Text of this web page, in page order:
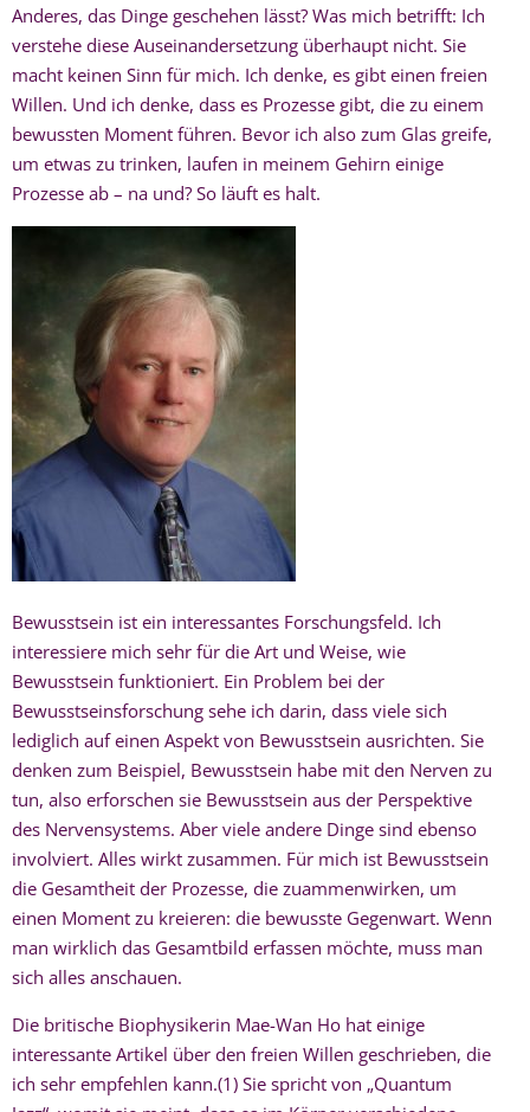
Anderes, das Dinge geschehen lässt? Was mich betrifft: Ich
verstehe diese Auseinandersetzung überhaupt nicht. Sie
macht keinen Sinn für mich. Ich denke, es gibt einen freien
Willen. Und ich denke, dass es Prozesse gibt, die zu einem
bewussten Moment führen. Bevor ich also zum Glas greife,
um etwas zu trinken, laufen in meinem Gehirn einige
Prozesse ab – na und? So läuft es halt.
Bewusstsein ist ein interessantes Forschungsfeld. Ich
interessiere mich sehr für die Art und Weise, wie
Bewusstsein funktioniert. Ein Problem bei der
Bewusstseinsforschung sehe ich darin, dass viele sich
lediglich auf einen Aspekt von Bewusstsein ausrichten. Sie
denken zum Beispiel, Bewusstsein habe mit den Nerven zu
tun, also erforschen sie Bewusstsein aus der Perspektive
des Nervensystems. Aber viele andere Dinge sind ebenso
involviert. Alles wirkt zusammen. Für mich ist Bewusstsein
die Gesamtheit der Prozesse, die zuammenwirken, um
einen Moment zu kreieren: die bewusste Gegenwart. Wenn
man wirklich das Gesamtbild erfassen möchte, muss man
sich alles anschauen.
Die britische Biophysikerin Mae-Wan Ho hat einige
interessante Artikel über den freien Willen geschrieben, die
ich sehr empfehlen kann.(1) Sie spricht von „Quantum